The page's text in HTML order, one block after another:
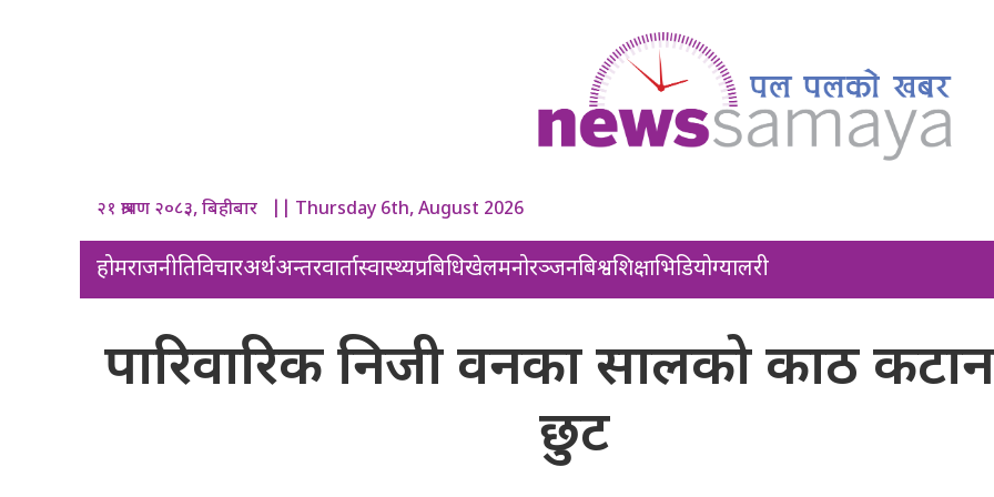
२१ श्रावण २०८३, बिहीबार || Thursday 6th, August 2026
होमराजनीतिविचारअर्थअन्तरवार्तास्वास्थ्यप्रबिधिखेलमनोरञ्जनबिश्वशिक्षाभिडियोग्यालरी
पारिवारिक निजी वनका सालको काठ
छुट